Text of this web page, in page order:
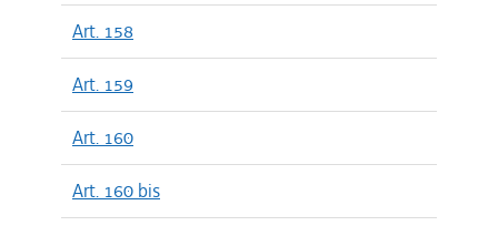
Art. 158
Art. 159
Art. 160
Art. 160 bis